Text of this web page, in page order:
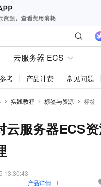
云服务器 ECS
考 产品计费 常见问题
实践教程 标签与资源 标签
云服务器ECS
13:30:43
产品详情